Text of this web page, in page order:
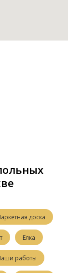
доска
Елка
работы